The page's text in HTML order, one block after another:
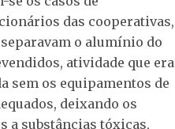
das cooperativas,
o alumínio do
atividade que era
sem os equipamentos de
deixando os
a substâncias tóxicas,